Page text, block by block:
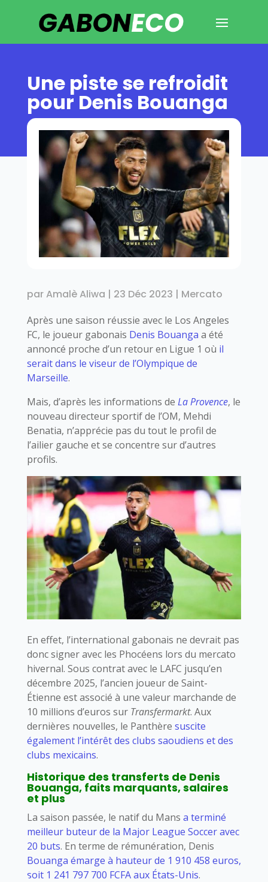
Une piste se refroidit
pour Denis Bouanga
parAmalè Aliwa | 23 Déc 2023 | Mercato
Après une saison réussie avec le Los Angeles
FC, le joueur gabonais Denis Bouanga a été
annoncé proche d’un retour en Ligue 1 où il
serait dans le viseur de l’Olympique de
Marseille.
Mais, d’après les informations de La Provence, le
nouveau directeur sportif de l’OM, Mehdi
Benatia, n’apprécie pas du tout le profil de
l’ailier gauche et se concentre sur d’autres
profils.
En effet, l’international gabonais ne devrait pas
donc signer avec les Phocéens lors du mercato
hivernal. Sous contrat avec le LAFC jusqu’en
décembre 2025, l’ancien joueur de Saint-
Étienne est associé à une valeur marchande de
10 millions d’euros sur Transfermarkt. Aux
dernières nouvelles, le Panthère suscite
également l’intérêt des clubs saoudiens et des
clubs mexicains.
Historique des transferts de Denis
Bouanga, faits marquants, salaires
et plus
La saison passée, le natif du Mans a terminé
meilleur buteur de la Major League Soccer avec
20 buts. En terme de rémunération, Denis
Bouanga émarge à hauteur de 1 910 458 euros,
soit 1 241 797 700 FCFA aux États-Unis.